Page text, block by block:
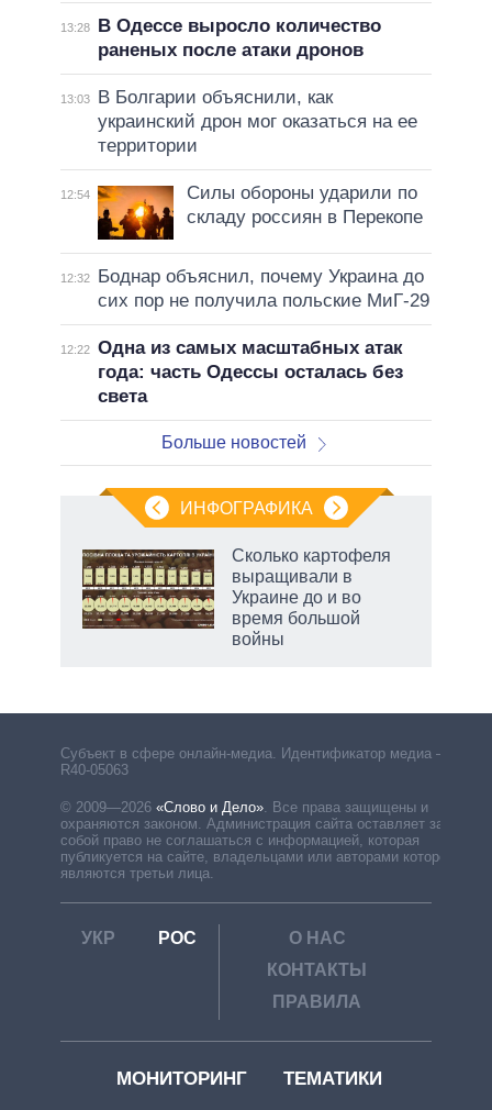
13:28
В Одессе выросло количество
раненых после атаки дронов
13:03
В Болгарии объяснили, как
украинский дрон мог оказаться на ее
территории
12:54
Силы обороны ударили по
складу россиян в Перекопе
12:32
Боднар объяснил, почему Украина до
сих пор не получила польские МиГ-29
12:22 Одна из самых масштабных атак
года: часть Одессы осталась без
света
Больше новостей
ИНФОГРАФИКА
Сколько картофеля
выращивали в
Украине до и во
время большой
войны
Субъект в сфере онлайн-медиа. Идентификатор медиа –
R40-05063
© 2009—2026 «Слово и Дело»
Все права защищены и
охраняются законом. Администрация сайта оставляет за
собой право не соглашаться с информацией, которая
публикуется на сайте, владельцами или авторами которой
являются третьи лица.
УКР РОС
О НАС
КОНТАКТЫ
ПРАВИЛА
МОНИТОРИНГ ТЕМАТИКИ